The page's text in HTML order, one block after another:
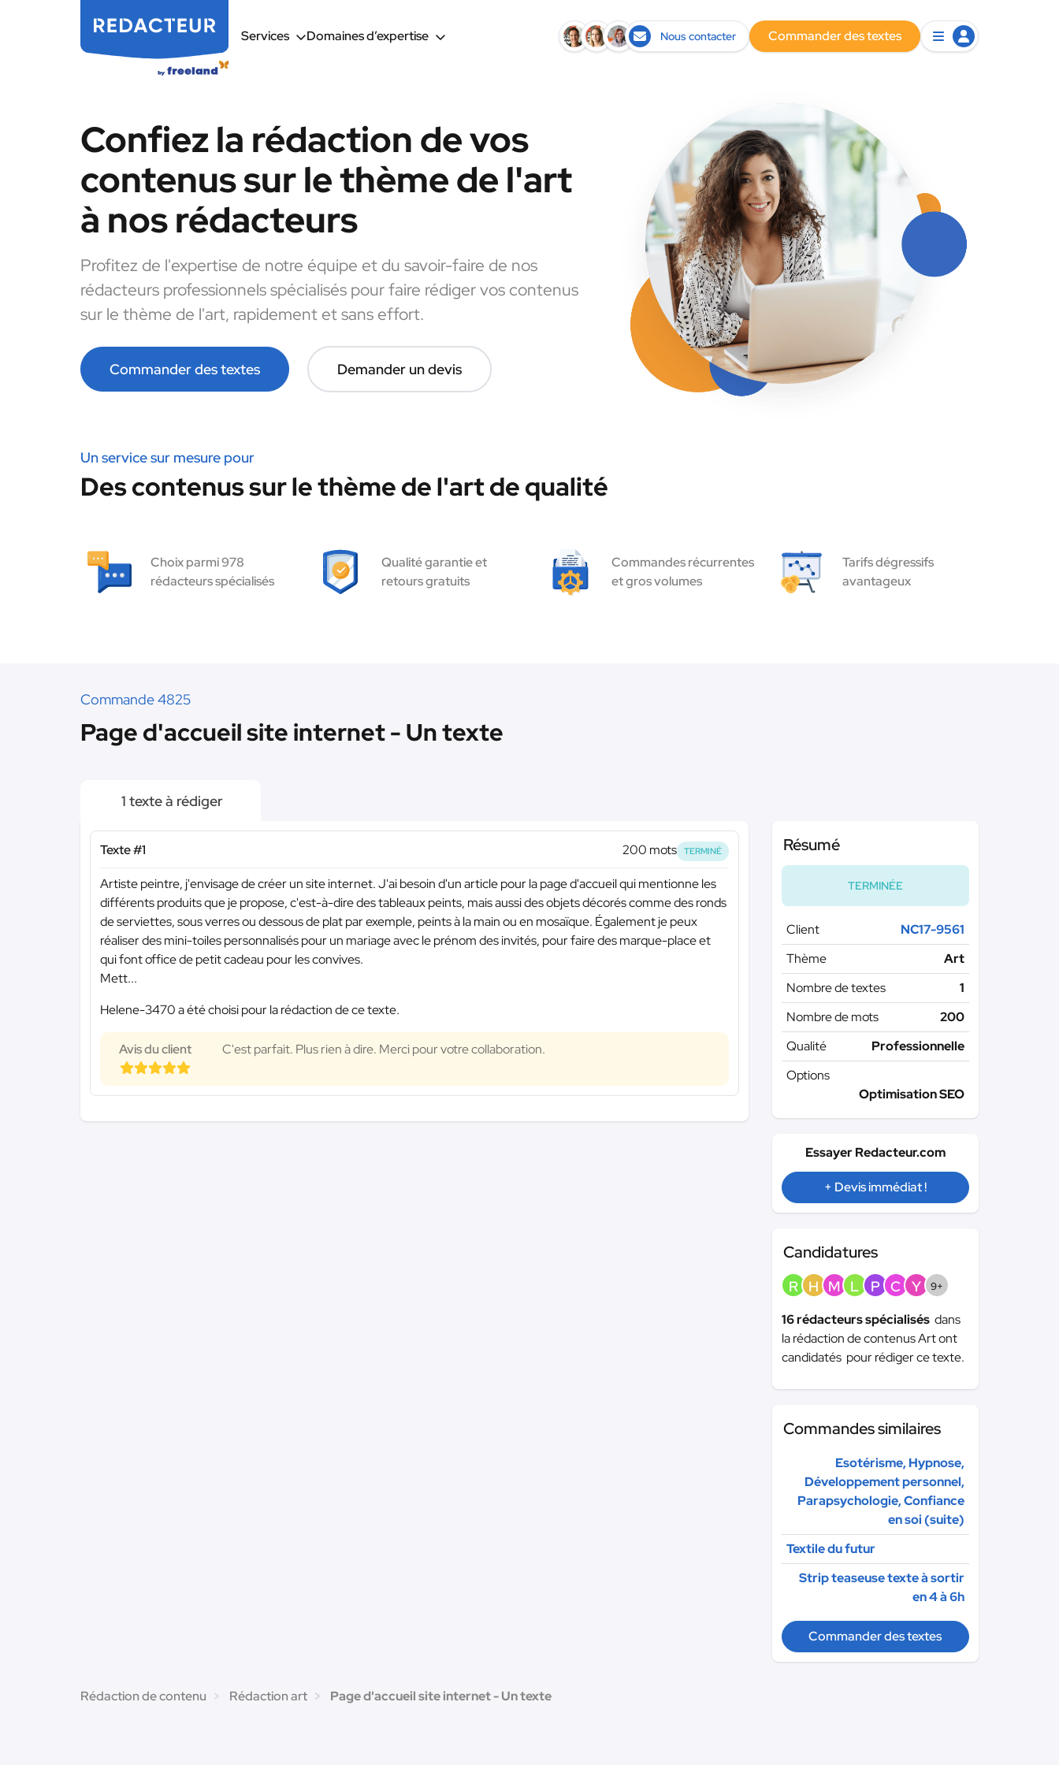
Services Domaines d’expertise Nous contacter Commander des textes
Confiez la rédaction de vos
contenus sur le thème de l'art
à nos rédacteurs
Profitez de l'expertise de notre équipe et du savoir-faire de nos
rédacteurs professionnels spécialisés pour faire rédiger vos contenus
sur le thème de l'art, rapidement et sans effort.
Commander des textes Demander un devis
Un service sur mesure pour
Des contenus sur le thème de l'art de qualité
Choix parmi 978
rédacteurs spécialisés
Qualité garantie et
retours gratuits
Commandes récurrentes
et gros volumes
Tarifs dégressifs
avantageux
Commande 4825
Page d'accueil site internet - Un texte
1 texte à rédiger
Texte #1 200 mots TERMINÉ
Artiste peintre, j'envisage de créer un site internet. J'ai besoin d'un article pour la page d'accueil qui mentionne les
différents produits que je propose, c'est-à-dire des tableaux peints, mais aussi des objets décorés comme des ronds
de serviettes, sous verres ou dessous de plat par exemple, peints à la main ou en mosaïque. Également je peux
réaliser des mini-toiles personnalisés pour un mariage avec le prénom des invités, pour faire des marque-place et
qui font office de petit cadeau pour les convives.
Mett...
Helene-3470 a été choisi pour la rédaction de ce texte.
Avis du client C'est parfait. Plus rien à dire. Merci pour votre collaboration.
Résumé
TERMINÉE
Client
NC17-9561
Thème
Art
Nombre de textes
1
Nombre de mots
200
Qualité
Professionnelle
Options
Optimisation SEO
Essayer Redacteur.com
+ Devis immédiat !
Candidatures
R H M L P C Y 9+
16 rédacteurs spécialisés dans
la rédaction de contenus Art ont
candidatés pour rédiger ce texte.
Commandes similaires
Esotérisme, Hypnose,
Développement personnel,
Parapsychologie, Confiance
en soi (suite)
Textile du futur
Strip teaseuse texte à sortir
en 4 à 6h
Commander des textes
Rédaction de contenu Rédaction art Page d'accueil site internet - Un texte